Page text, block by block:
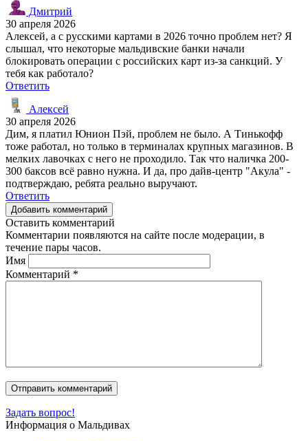
Дмитрий
30 апреля 2026
Алексей, а с русскими картами в 2026 точно проблем нет? Я
слышал, что некоторые мальдивские банки начали
блокировать операции с российских карт из-за санкций. У
тебя как работало?
Ответить
Алексей
30 апреля 2026
Дим, я платил Юнион Пэй, проблем не было. А Тинькофф
тоже работал, но только в терминалах крупных магазинов. В
мелких лавочках с него не проходило. Так что наличка 200-
300 баксов всё равно нужна. И да, про дайв-центр "Акула" -
подтверждаю, ребята реально выручают.
Ответить
Добавить комментарий
Оставить комментарий
Комментарии появляются на сайте после модерации, в
течение пары часов.
Имя
Комментарий *
Задать вопрос!
Информация о Мальдивах